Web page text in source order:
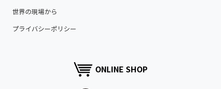
世界の現場から
プライバシーポリシー
ONLINE SHOP